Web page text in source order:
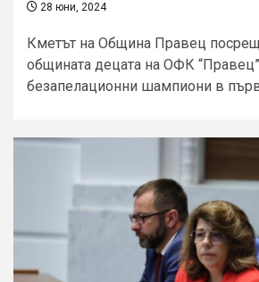
28 юни, 2024
Кметът на Община Правец
общината децата на ОФК
безапелационни шампиони в